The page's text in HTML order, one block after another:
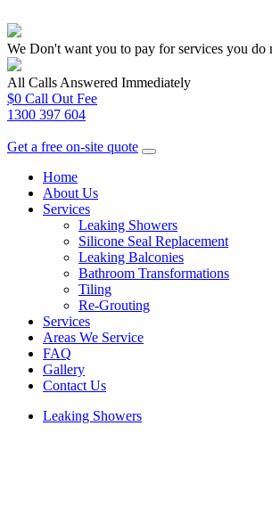
We Don't want you to pay for services you do
All Calls Answered Immediately
$0 Call Out Fee
1300 397 604
Get a free on-site quote
Home
About Us
Services
Leaking Showers
Silicone Seal Replacement
Leaking Balconies
Bathroom Transformations
Tiling
Re-Grouting
Services
Areas We Service
FAQ
Gallery
Contact Us
Leaking Showers